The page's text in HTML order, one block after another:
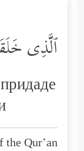
ٱلَّذِی
Qur’an: